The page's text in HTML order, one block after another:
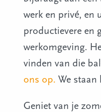
werk en privé, en
productievere en
werkomgeving.
vinden van die
ons op. We staan
Geniet van je